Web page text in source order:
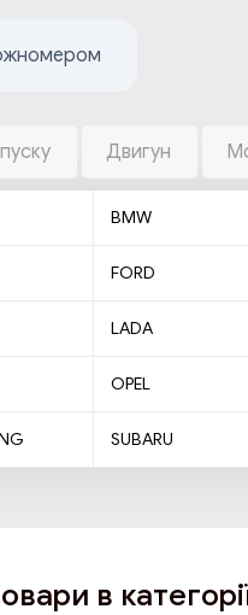
Двигун
BMW
FORD
LADA
OPEL
SUBARU
в